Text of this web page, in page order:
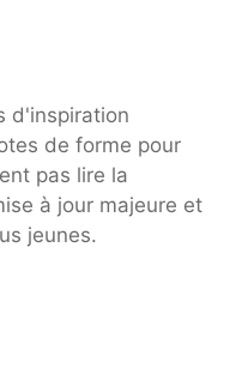
d'inspiration
de forme pour
pas lire la
à jour majeure et
jeunes.